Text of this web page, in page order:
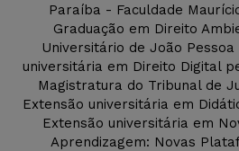
Paraíba - Faculdade
Graduação em Direito
Universitário de João
universitária em Direito Digital
Magistratura do Tribunal de
Extensão universitária em
Extensão universitária em
Aprendizagem: Novas